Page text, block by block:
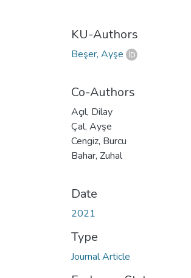
KU-Authors
Beşer, Ayşe
Co-Authors
Açıl, Dilay
Çal, Ayşe
Cengiz, Burcu
Bahar, Zuhal
Date
2021
Type
Journal Article